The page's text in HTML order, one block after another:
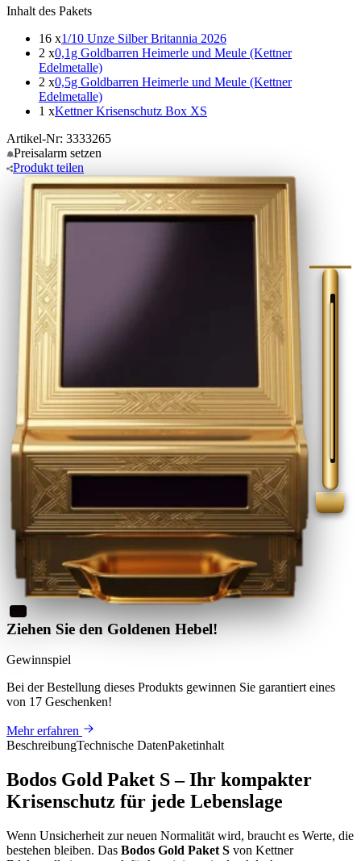
Inhalt des Pakets
16 x1/10 Unze Silber Britannia 2026
2 x0,1g Goldbarren Heimerle und Meule (Kettner
Edelmetalle)
2 x0,5g Goldbarren Heimerle und Meule (Kettner
Edelmetalle)
1 xKettner Krisenschutz Box XS
Artikel-Nr: 3333265
Preisalarm setzen
Produkt teilen
Ziehen Sie den Goldenen Hebel!
Gewinnspiel
Bei der Bestellung dieses Produkts gewinnen Sie garantiert eines
von 17 Geschenken!
Mehr erfahren
BeschreibungTechnische DatenPaketinhalt
Bodos Gold Paket S – Ihr kompakter
Krisenschutz für jede Lebenslage
Wenn Unsicherheit zur neuen Normalität wird, braucht es Werte, die
bestehen bleiben. Das Bodos Gold Paket S von Kettner